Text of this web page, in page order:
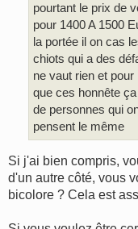
pourtant le prix de
pour 1400 A 1500
la portée il on cas
chiots qui a des
ne vaut rien et
que ces honnête
de personnes qui
pensent le même
Si j'ai bien compris,
d'un autre côté, vous
bicolore ? Cela est